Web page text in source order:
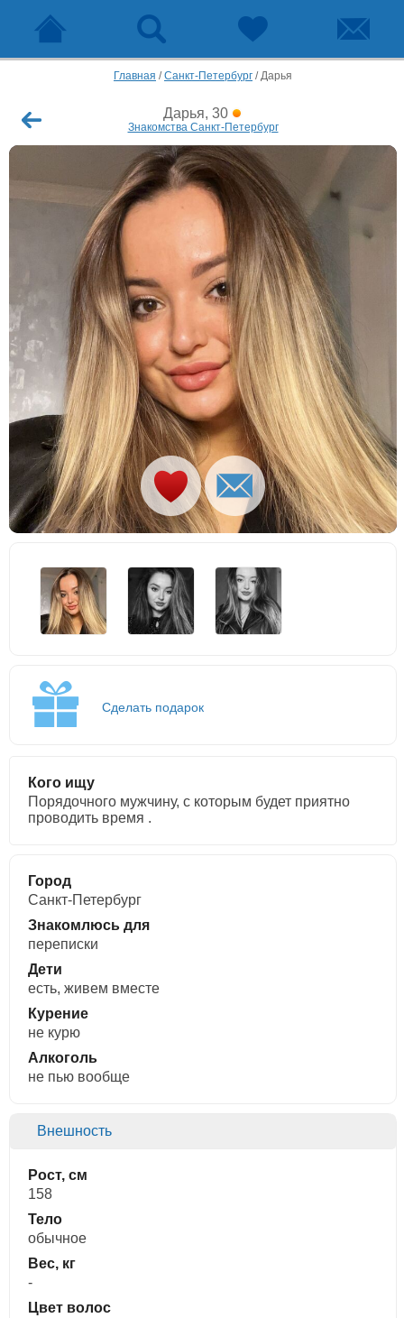
Главная /Санкт-Петербург /Дарья
Дарья, 30
Знакомства Санкт-Петербург
Сделать подарок
Кого ищу
Порядочного мужчину, с которым будет приятно
проводить время .
Город
Санкт-Петербург
Знакомлюсь для
переписки
Дети
есть, живем вместе
Курение
не курю
Алкоголь
не пью вообще
Внешность
Рост, см
158
Тело
обычное
Вес, кг
-
Цвет волос